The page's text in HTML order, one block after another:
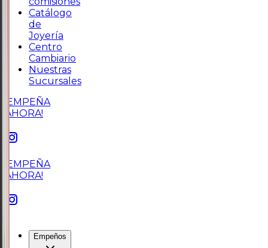
Catálogo
de
Joyería
Centro
Cambiario
Nuestras
Sucursales
¡EMPEÑA
AHORA!
¡EMPEÑA
AHORA!
Empeños